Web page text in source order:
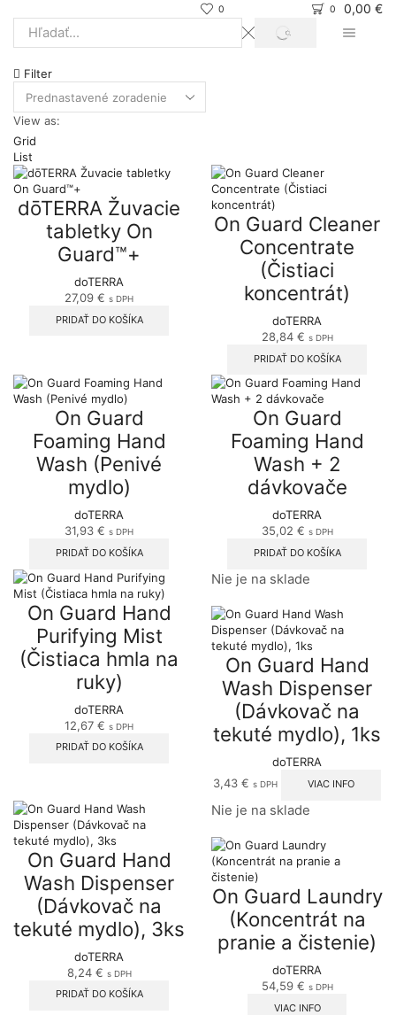
0 0 0,00 €
Search
SEARCH
Filter
View as:
Grid
List
dōTERRA Žuvacie
tabletky On
Guard™+
doTERRA
27,09 € s DPH
PRIDAŤ DO KOŠÍKA
On Guard Cleaner
Concentrate
(Čistiaci
koncentrát)
doTERRA
28,84 € s DPH
PRIDAŤ DO KOŠÍKA
On Guard
Foaming Hand
Wash (Penivé
mydlo)
doTERRA
31,93 € s DPH
PRIDAŤ DO KOŠÍKA
On Guard
Foaming Hand
Wash + 2
dávkovače
doTERRA
35,02 € s DPH
PRIDAŤ DO KOŠÍKA
On Guard Hand
Purifying Mist
(Čistiaca hmla na
ruky)
doTERRA
12,67 € s DPH
PRIDAŤ DO KOŠÍKA
Nie je na sklade
On Guard Hand
Wash Dispenser
(Dávkovač na
tekuté mydlo), 1ks
doTERRA
3,43€ s DPH VIAC INFO
On Guard Hand
Wash Dispenser
(Dávkovač na
tekuté mydlo), 3ks
doTERRA
8,24 € s DPH
PRIDAŤ DO KOŠÍKA
Nie je na sklade
On Guard Laundry
(Koncentrát na
pranie a čistenie)
doTERRA
54,59 € s DPH
VIAC INFO